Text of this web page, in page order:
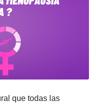
que todas las